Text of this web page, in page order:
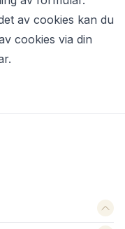
av cookies kan du
cookies via din